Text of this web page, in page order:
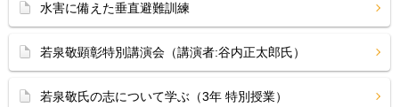
水害に備えた垂直避難訓練
若泉敬顕彰特別講演会（講演者:谷内正太郎氏）
若泉敬氏の志について学ぶ（3年 特別授業）